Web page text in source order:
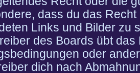
dass du das
Links und Bilder zu
des Boards übt
oder
dich nach